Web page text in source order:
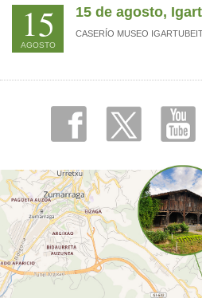
15
AGOSTO
15 de agosto,
CASERÍO MUSEO